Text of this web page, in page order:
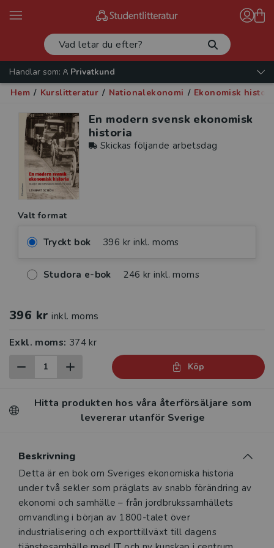
Handlar som:
Privatkund
Hem / Kurslitteratur / Nationalekonomi / Ekonomisk
En modern svensk ekonomisk
historia
Skickas följande arbetsdag
Valt format
Tryckt bok 396 kr inkl. moms
Studora e-bok 246 kr inkl. moms
396 kr inkl. moms
Exkl. moms: 374 kr
Köp
Hitta produkten hos våra återförsäljare som
levererar utanför Sverige
Beskrivning
Beskrivning
Detta är en bok om Sveriges ekonomiska historia
under två sekler som präglats av snabb förändring av
ekonomi och samhälle – från jordbrukssamhällets
omvandling i början av 1800-talet över
industrialisering och exporttillväxt till dagens